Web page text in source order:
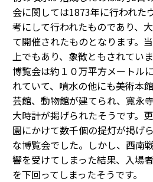
会に関しては1873年に行われた
考にして行われたものであり、
て開催されたものとなります。
上でもあり、象徴ともされてい
博覧会は約１０万平方メートル
れていて、噴水の他にも美術本
芸館、動物館が建てられ、寛永
大時計が掲げられたそうです。
園にかけて数千個の提灯が掲げ
な博覧会でした。しかし、西南
響を受けてしまった結果、入場
を下回ってしまったそうです。